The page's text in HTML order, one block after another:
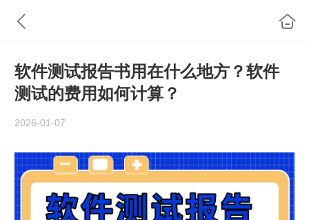
软件测试报告书用在什么地方？软件
测试的费用如何计算？
2026-01-07